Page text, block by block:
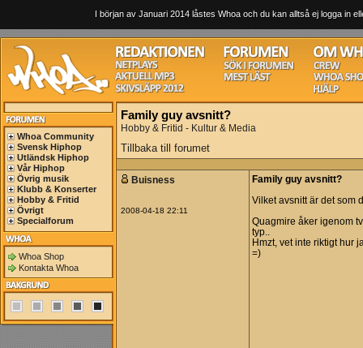
I början av Januari 2014 låstes Whoa och du kan alltså ej logga in
Whoa Community
Svensk Hiphop
Utländsk Hiphop
Vår Hiphop
Övrig musik
Klubb & Konserter
Hobby & Fritid
Övrigt
Specialforum
Whoa Shop
Kontakta Whoa
Family guy avsnitt?
Hobby & Fritid - Kultur & Media
Tillbaka till forumet
Buisness
2008-04-18 22:11
Family guy avsnitt?
Vilket avsnitt är det som
Quagmire åker igenom
typ..
Hmzt, vet inte riktigt hur
=)